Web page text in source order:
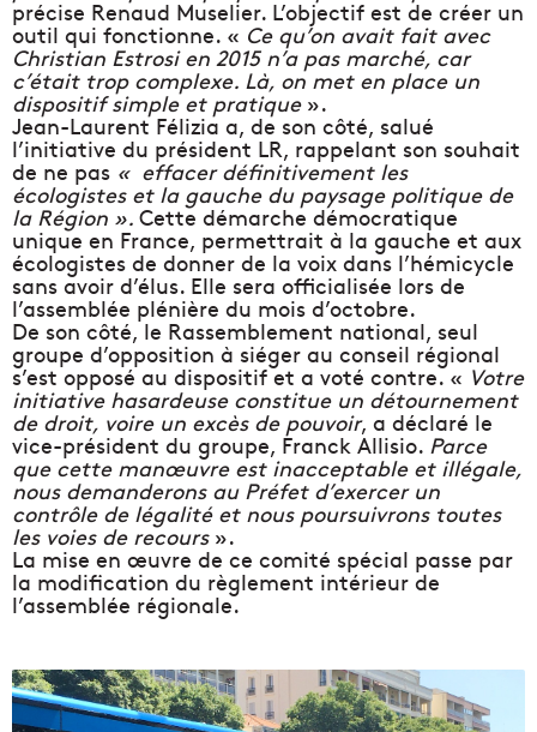
précise Renaud Muselier. L’objectif est de créer un
outil qui fonctionne. « Ce qu’on avait fait avec
Christian Estrosi en 2015 n’a pas marché, car
c’était trop complexe. Là, on met en place un
dispositif simple et pratique».
Jean-Laurent Félizia a, de son côté, salué
l’initiative du président LR, rappelant son souhait
de ne pas « effacer définitivement les
écologistes et la gauche du paysage politique de
la Région ». Cette démarche démocratique
unique en France, permettrait à la gauche et aux
écologistes de donner de la voix dans l’hémicycle
sans avoir d’élus. Elle sera officialisée lors de
l’assemblée plénière du mois d’octobre.
De son côté, le Rassemblement national, seul
groupe d’opposition à siéger au conseil régional
s’est opposé au dispositif et a voté contre. « Votre
initiative hasardeuse constitue un détournement
de droit, voire un excès de pouvoir, a déclaré le
vice-président du groupe, Franck Allisio. Parce
que cette manœuvre est inacceptable et illégale,
nous demanderons au Préfet d’exercer un
contrôle de légalité et nous poursuivrons toutes
les voies de recours ».
La mise en œuvre de ce comité spécial passe par
la modification du règlement intérieur de
l’assemblée régionale.
B
o